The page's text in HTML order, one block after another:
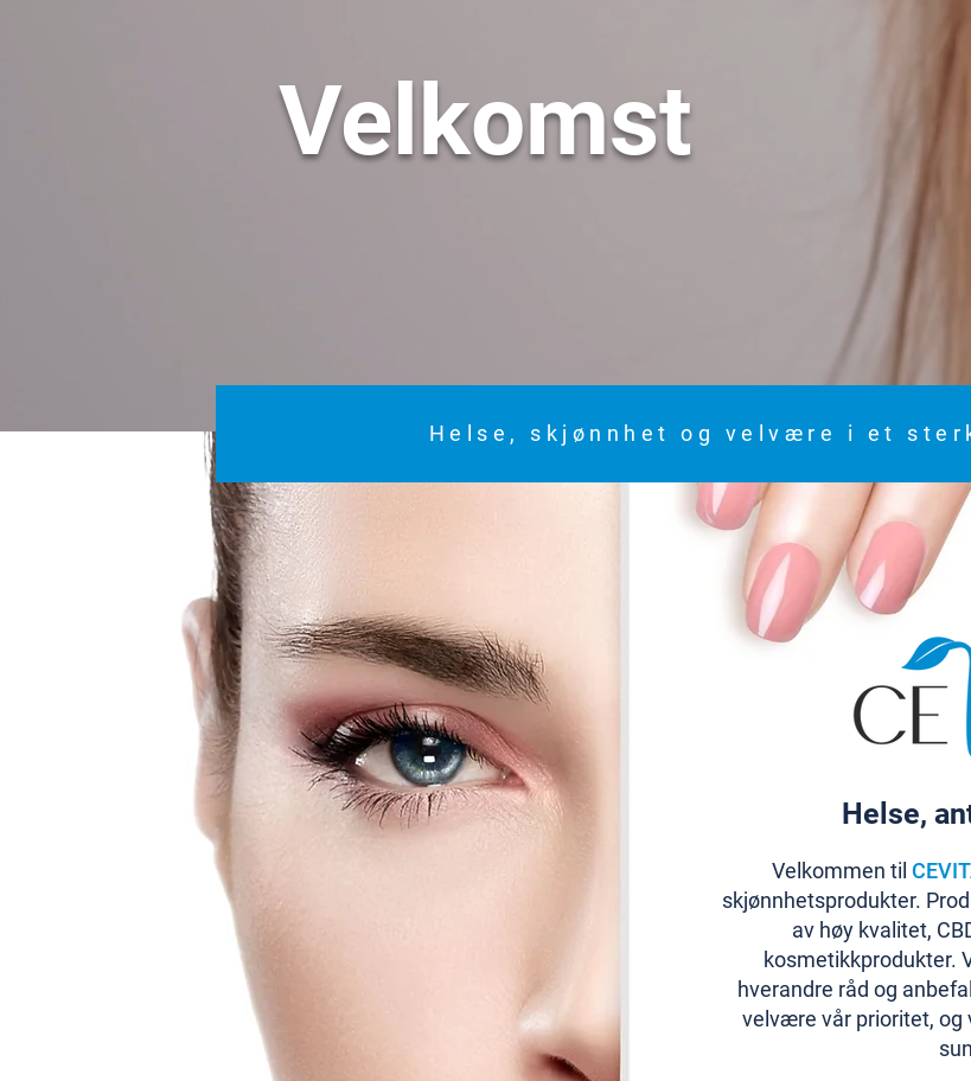
Velkomst
Helse, skjønnhet og velvære i et
Helse,
Velkommen til
skjønnhetsprodukter.
av høy kvalitet,
kosmetikkprodukter.
hverandre råd og
velvære vår prioritet, og